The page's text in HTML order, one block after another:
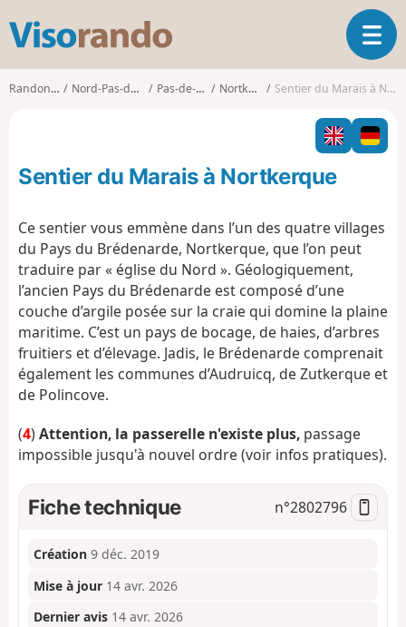
s
o
o
O
u
v
i
r
l
v
t
i
o
n
Randonnées Nord-Pas-de-Calais Pas-de-Calais Nortkerque Sentier du Marais à Nortkerque
Sentier du Marais à Nortkerque
Ce sentier vous emmène dans l’un des quatre villages
du Pays du Brédenarde, Nortkerque, que l’on peut
traduire par « église du Nord ». Géologiquement,
l’ancien Pays du Brédenarde est composé d’une
couche d’argile posée sur la craie qui domine la plaine
maritime. C’est un pays de bocage, de haies, d’arbres
fruitiers et d’élevage. Jadis, le Brédenarde comprenait
également les communes d’Audruicq, de Zutkerque et
de Polincove.
(4) Attention, la passerelle n'existe plus, passage
impossible jusqu'à nouvel ordre (voir infos pratiques).
Fiche technique n°2802796
Création 9 déc. 2019
Mise à jour 14 avr. 2026
Dernier avis 14 avr. 2026